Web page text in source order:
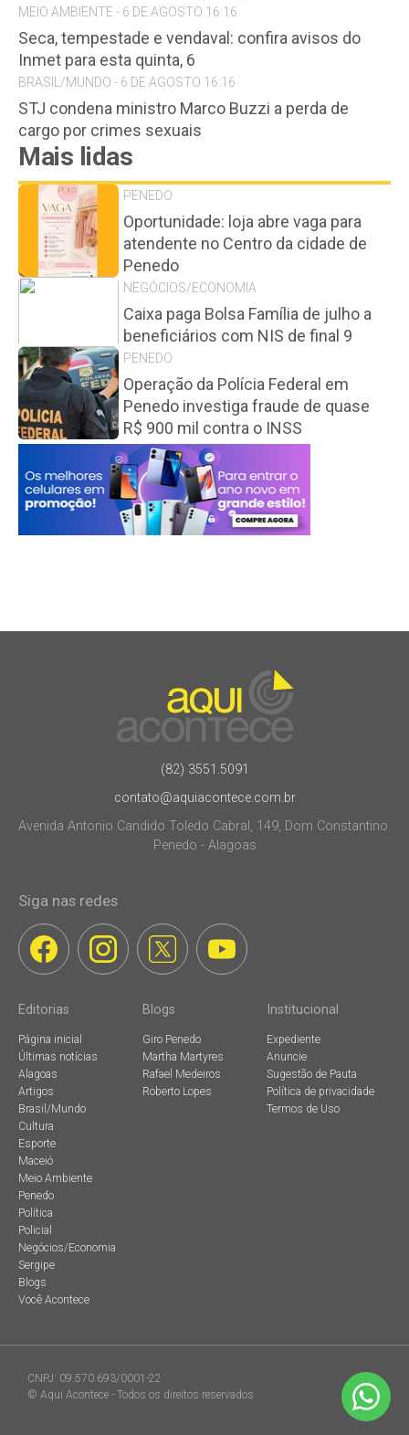
MEIO AMBIENTE - 6 DE AGOSTO 16:16
Seca, tempestade e vendaval: confira avisos do
Inmet para esta quinta, 6
BRASIL/MUNDO - 6 DE AGOSTO 16:16
STJ condena ministro Marco Buzzi a perda de
cargo por crimes sexuais
Mais lidas
PENEDO
Oportunidade: loja abre vaga para
atendente no Centro da cidade de
Penedo
NEGÓCIOS/ECONOMIA
Caixa paga Bolsa Família de julho a
beneficiários com NIS de final 9
PENEDO
Operação da Polícia Federal em
Penedo investiga fraude de quase
R$ 900 mil contra o INSS
(82) 3551.5091
contato@aquiacontece.com.br
Avenida Antonio Candido Toledo Cabral, 149, Dom Constantino.
Penedo - Alagoas
Siga nas redes
Editorias
Página inicial
Últimas notícias
Alagoas
Artigos
Brasil/Mundo
Cultura
Esporte
Maceió
Meio Ambiente
Penedo
Política
Policial
Negócios/Economia
Sergipe
Blogs
Você Acontece
Blogs
Giro Penedo
Martha Martyres
Rafael Medeiros
Roberto Lopes
Institucional
Expediente
Anuncie
Sugestão de Pauta
Política de privacidade
Termos de Uso
CNPJ: 09.570.693/0001-22
© Aqui Acontece - Todos os direitos reservados